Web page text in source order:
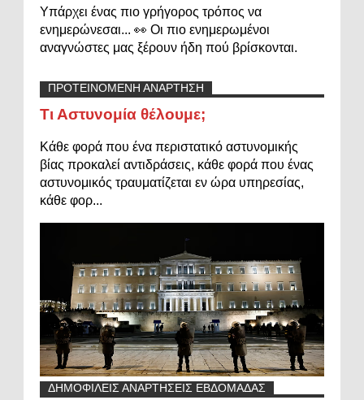
Υπάρχει ένας πιο γρήγορος τρόπος να
ενημερώνεσαι... 👀 Οι πιο ενημερωμένοι
αναγνώστες μας ξέρουν ήδη πού βρίσκονται.
ΠΡΟΤΕΙΝΟΜΕΝΗ ΑΝΑΡΤΗΣΗ
Τι Αστυνομία θέλουμε;
Κάθε φορά που ένα περιστατικό αστυνομικής
βίας προκαλεί αντιδράσεις, κάθε φορά που ένας
αστυνομικός τραυματίζεται εν ώρα υπηρεσίας,
κάθε φορ...
ΔΗΜΟΦΙΛΕΙΣ ΑΝΑΡΤΗΣΕΙΣ ΕΒΔΟΜΑΔΑΣ